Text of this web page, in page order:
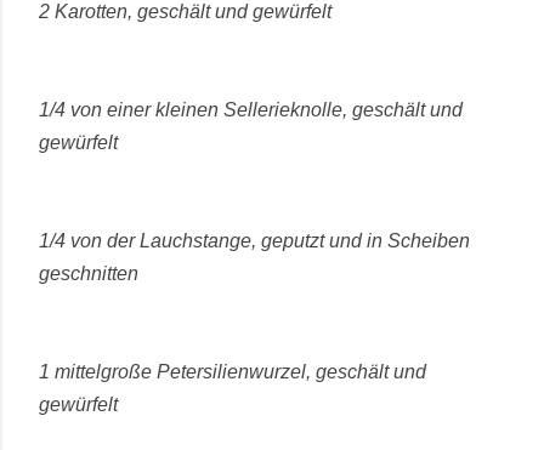
2 Karotten, geschält und gewürfelt
1/4 von einer kleinen Sellerieknolle, geschält und
gewürfelt
1/4 von der Lauchstange, geputzt und in Scheiben
geschnitten
1 mittelgroße Petersilienwurzel, geschält und
gewürfelt